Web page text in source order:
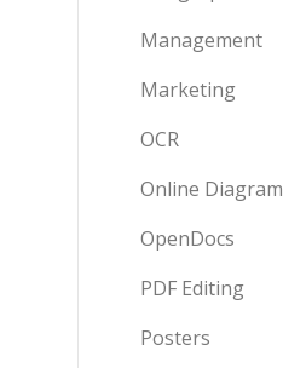
Management
Marketing
OCR
Online Diagram
OpenDocs
PDF Editing
Posters